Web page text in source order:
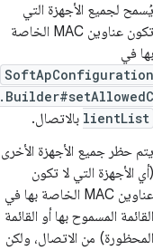
يُسمح لجميع الأجهزة التي
تكون عناوين MAC الخاصة
بها في
SoftApConfiguration
.Builder#setAllowedC
lientList بالاتصال.
يتم حظر جميع الأجهزة الأخرى
(أي الأجهزة التي لا تكون
عناوين MAC الخاصة بها في
القائمة المسموح بها أو القائمة
المحظورة) من الاتصال، ولكن